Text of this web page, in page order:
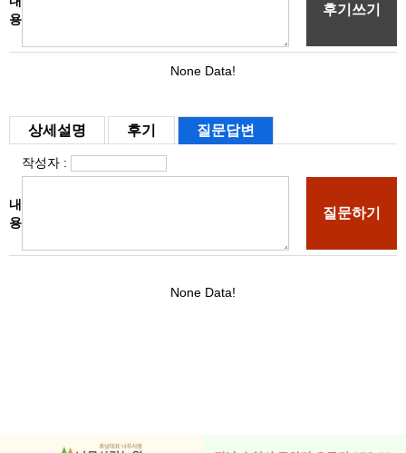
상세설명 후기 질문답변